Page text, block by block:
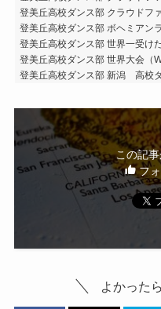
登美丘高校ダンス部 クラウドフ
登美丘高校ダンス部 ボヘミアン
登美丘高校ダンス部 世界一受け
登美丘高校ダンス部 世界大会（
登美丘高校ダンス部 新潟
高校
この記
フ
よかった